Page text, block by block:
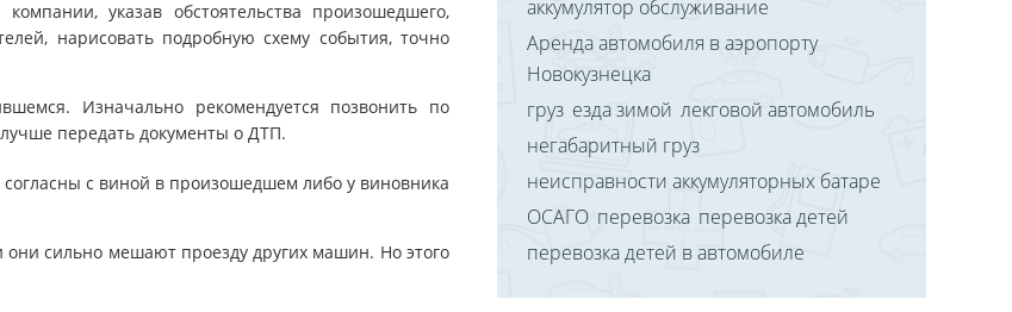
аккумулятор обслуживание
Аренда автомобиля в аэропорту
Новокузнецка
груз езда зимой лекговой автомобиль
негабаритный груз
неисправности аккумуляторных батаре
ОСАГО перевозка перевозка детей
перевозка детей в автомобиле
указав обстоятельства произошедшего,
нарисовать подробную схему события, точно
Изначально рекомендуется позвонить по
передать документы о ДТП.
с виной в произошедшем либо у виновника
сильно мешают проезду других машин. Но этого